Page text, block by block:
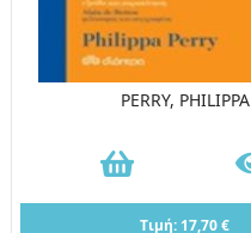
PERRY, PHILIPPA
Τιμή: 17,70 €